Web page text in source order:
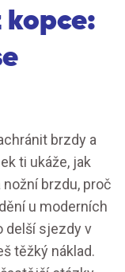
brzdy a
ti ukáže, jak
brzdu, proč
u moderních
delší sjezdy v
těžký náklad.